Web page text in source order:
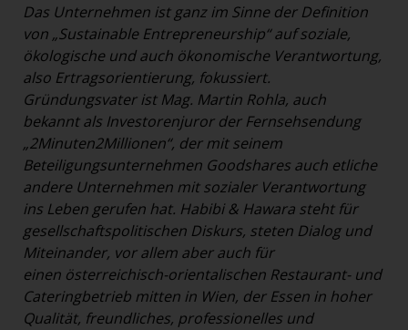
Das Unternehmen ist ganz im Sinne der Definition
von „Sustainable Entrepreneurship“ auf soziale,
ökologische und auch ökonomische Verantwortung,
also Ertragsorientierung, fokussiert.
Gründungsvater ist Mag. Martin Rohla, auch
bekannt als Investorenjuror der Fernsehsendung
„2Minuten2Millionen“, der mit seinem
Beteiligungsunternehmen Goodshares auch etliche
andere Unternehmen mit sozialer Verantwortung
ins Leben gerufen hat. Habibi & Hawara steht für
gesellschaftspolitischen Diskurs, steten Dialog und
Miteinander, vor allem aber auch für
einen österreichisch-orientalischen Restaurant- und
Cateringbetrieb mitten in Wien, der Essen in hoher
Qualität, freundliches, professionelles und